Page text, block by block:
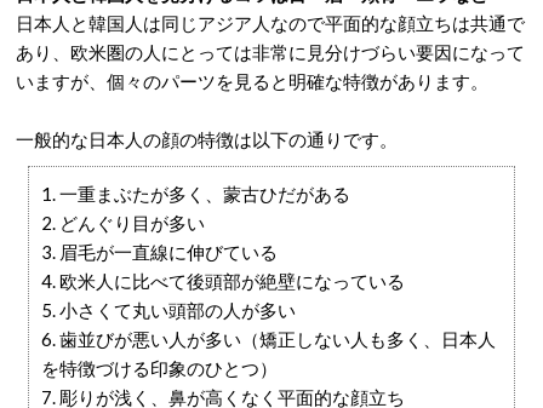
日本人と韓国人は同じアジア人なので平面的な顔立ちは共通で
あり、欧米圏の人にとっては非常に見分けづらい要因になって
いますが、個々のパーツを見ると明確な特徴があります。
一般的な日本人の顔の特徴は以下の通りです。
1. 一重まぶたが多く、蒙古ひだがある
2. どんぐり目が多い
3. 眉毛が一直線に伸びている
4. 欧米人に比べて後頭部が絶壁になっている
5. 小さくて丸い頭部の人が多い
6. 歯並びが悪い人が多い（矯正しない人も多く、日本人
を特徴づける印象のひとつ）
7. 彫りが浅く、鼻が高くなく平面的な顔立ち